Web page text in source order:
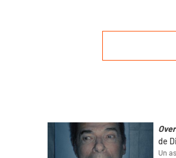
de
Un